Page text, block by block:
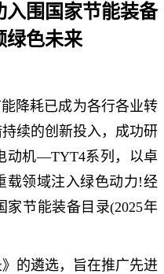
入围国家节能装备
绿色未来
降耗已成为各行各业转
续的创新投入，成功研
动机—TYT4系列，以卓
载领域注入绿色动力!经
节能装备目录(2025年
遴选，旨在推广先进